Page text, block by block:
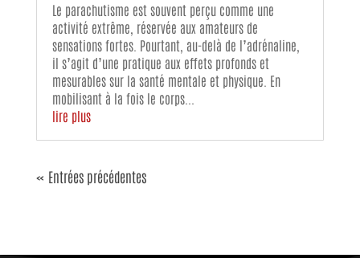
Le parachutisme est souvent perçu comme une
activité extrême, réservée aux amateurs de
sensations fortes. Pourtant, au-delà de l’adrénaline,
il s’agit d’une pratique aux effets profonds et
mesurables sur la santé mentale et physique. En
mobilisant à la fois le corps...
lire plus
« Entrées précédentes